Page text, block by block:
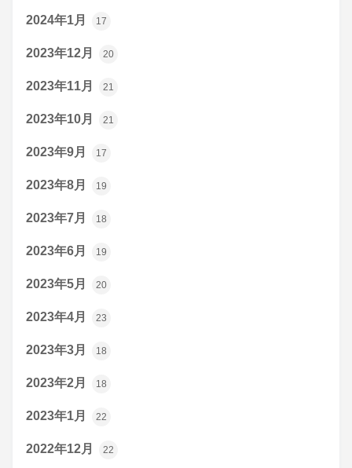
2024年1月 17
2023年12月 20
2023年11月 21
2023年10月 21
2023年9月 17
2023年8月 19
2023年7月 18
2023年6月 19
2023年5月 20
2023年4月 23
2023年3月 18
2023年2月 18
2023年1月 22
2022年12月 22